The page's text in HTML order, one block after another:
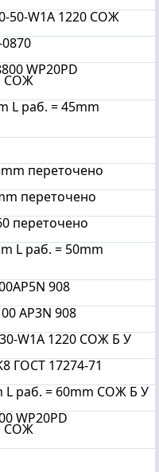
50-W1A 1220 СОЖ
0870
WP20PD
СОЖ
L раб. = 45mm
переточено
переточено
переточено
L раб. = 50mm
908
AP3N 908
W1A 1220 СОЖ Б У
ГОСТ 17274-71
L раб. = 60mm СОЖ Б У
WP20PD
СОЖ